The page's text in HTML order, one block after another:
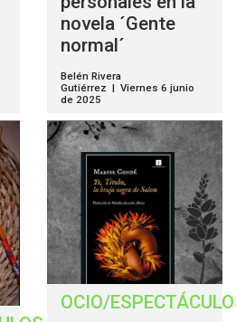
novela ´Gente
normal´
Belén Rivera
Gutiérrez | Viernes 6 junio
de 2025
OCIO/